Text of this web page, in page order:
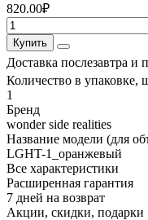
820.00₽
Купить
Доставка послезавтра и
Количество в упаковке,
1
Бренд
wonder side realities
Название модели (для
LGHT-1_оранжевый
Все характеристики
Расширенная гарантия
7 дней на возврат
Акции, скидки, подарки